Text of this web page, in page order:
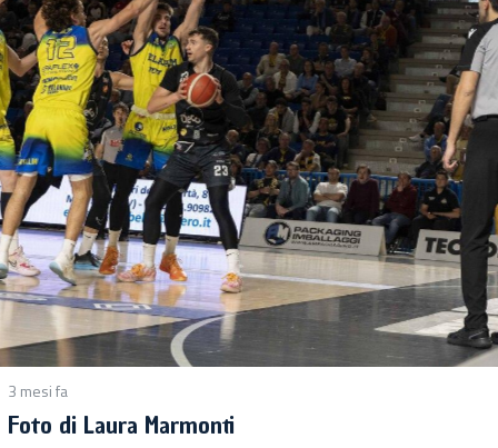
3 mesi fa
Foto di Laura Marmonti